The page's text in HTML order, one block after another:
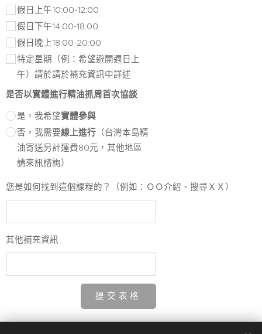
假日上午10:00-12:00
假日下午14:00-18:00
假日晚上18:00-20:00
特定星期（例：希望避開週日上
午）請於請於補充資訊中詳述
是否以實體進行精油抓周首次協談
是，我希望實體參與
否，我需要線上進行 （台灣本島精
油寄送另計運費80元，其他地區
請來訊諮詢）
您是如何找到這個課程的？（例如：ＯＯ介紹、搜尋ＸＸ）
其他補充資訊
提 交 表 格